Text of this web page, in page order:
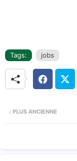
Tags: jobs
PLUS ANCIENNE